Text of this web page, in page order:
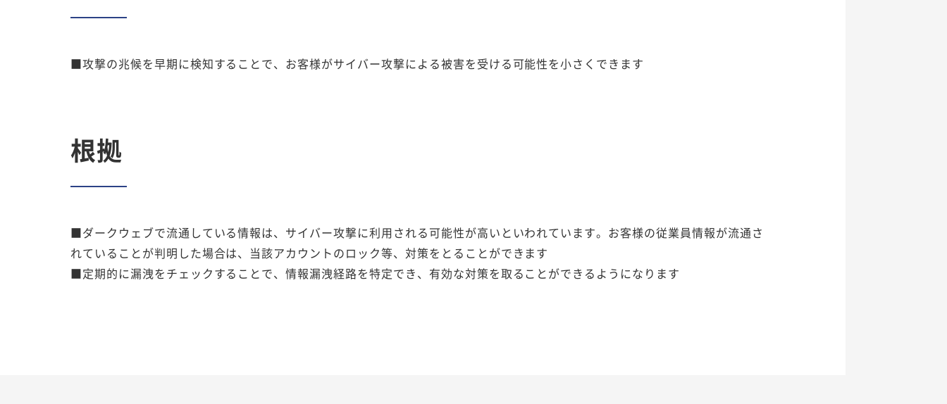
■攻撃の兆候を早期に検知することで、お客様がサイバー攻撃による被害を受ける可能性を小さくできます
根拠
■ダークウェブで流通している情報は、サイバー攻撃に利用される可能性が高いといわれています。お客様の従業員情報が流通さ
れていることが判明した場合は、当該アカウントのロック等、対策をとることができます
■定期的に漏洩をチェックすることで、情報漏洩経路を特定でき、有効な対策を取ることができるようになります